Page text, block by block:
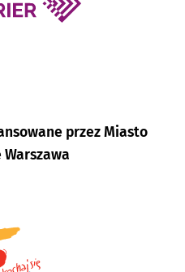
przez Miasto
Warszawa